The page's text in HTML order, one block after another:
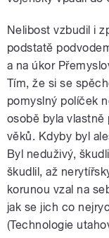
Nelibost vzbudil i
podstatě
a na úkor
Tím, že si se
pomyslný políček
osobě byla vlastně
věků. Kdyby byl
Byl neduživý,
škudlil, až
korunou vzal na
jak se jich co
(Technologie